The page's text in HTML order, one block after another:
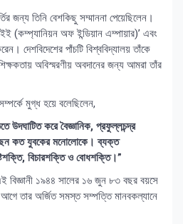
জন্য তিনি বেশকিছু সম্মাননা পেয়েছিলেন।
(কম্প্যানিয়ন অফ ইন্ডিয়ান এম্পায়ার)’ এবং
দেশবিদেশের পাঁচটি বিশ্ববিদ্যালয় তাঁকে
অবিস্মরণীয় অবদানের জন্য আমরা তাঁর
মুগ্ধ হয়ে বলেছিলেন,
করে বৈজ্ঞানিক, প্রফুল্লচন্দ্র
কত যুবকের মনোলোকে। ব্যক্ত
বিচারশক্তি ও বোধশক্তি।”
বিজ্ঞানী ১৯৪৪ সালের ১৬ জুন ৮৩ বছর বয়সে
তার অর্জিত সমস্ত সম্পত্তি মানবকল্যানে